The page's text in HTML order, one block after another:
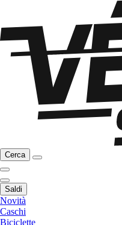
Cerca
Saldi
Novità
Caschi
Biciclette